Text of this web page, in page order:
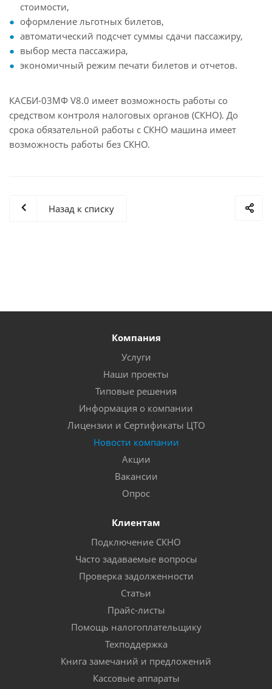
стоимости,
оформление льготных билетов,
автоматический подсчет суммы сдачи пассажиру,
выбор места пассажира,
экономичный режим печати билетов и отчетов.
КАСБИ-03МФ V8.0 имеет возможность работы со
средством контроля налоговых органов (СКНО). До
срока обязательной работы с СКНО машина имеет
возможность работы без СКНО.
Назад к списку
Компания
Услуги
Наши проекты
Типовые решения
Информация о компании
Лицензии и Сертификаты ЦТО
Новости компании
Акции
Вакансии
Опрос
Клиентам
Подключение СКНО
Часто задаваемые вопросы
Проверка задолженности
Статьи
Прайс-листы
Помощь налогоплательщику
Техподдержка
Книга замечаний и предложений
Кассовые аппараты